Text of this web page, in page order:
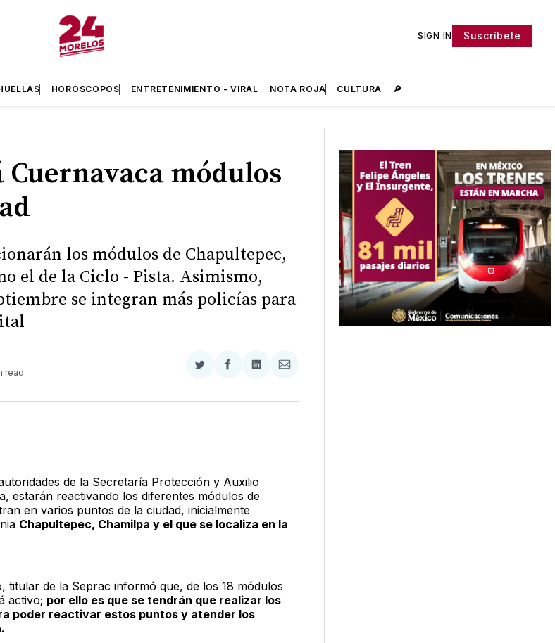
SIGN IN Suscríbete
HORÓSCOPOS ENTRETENIMIENTO - VIRAL NOTA ROJA CULTURA 🔎
Cuernavaca módulos
los módulos de Chapultepec,
el de la Ciclo - Pista. Asimismo,
se integran más policías para
read
Compartir
Twitter
Compartir
Facebook
Compartir
LinkedIn
Compartir
Email
de la Secretaría Protección y Auxilio
estarán reactivando los diferentes módulos de
en varios puntos de la ciudad, inicialmente
Chapultepec, Chamilpa y el que se localiza en la
titular de la Seprac informó que, de los 18 módulos
activo; por ello es que se tendrán que realizar los
poder reactivar estos puntos y atender los